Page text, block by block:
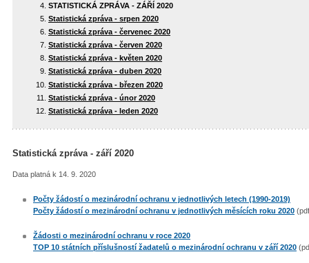
STATISTICKÁ ZPRÁVA - ZÁŘÍ 2020
Statistická zpráva - srpen 2020
Statistická zpráva - červenec 2020
Statistická zpráva - červen 2020
Statistická zpráva - květen 2020
Statistická zpráva - duben 2020
Statistická zpráva - březen 2020
Statistická zpráva - únor 2020
Statistická zpráva - leden 2020
Statistická zpráva - září 2020
Data platná k 14. 9. 2020
Počty žádostí o mezinárodní ochranu v jednotlivých letech (1990-2019)
Počty žádostí o mezinárodní ochranu v jednotlivých měsících roku 2020
Žádosti o mezinárodní ochranu v roce 2020
TOP 10 státních příslušností žadatelů o mezinárodní ochranu v září 2020